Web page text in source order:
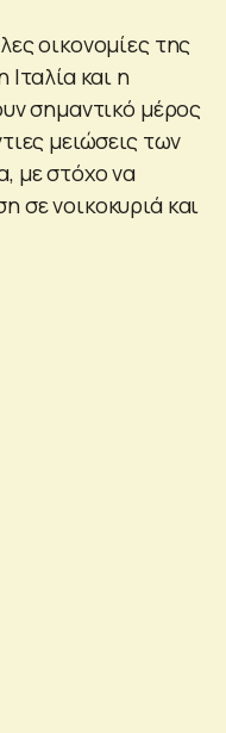
οικονομίες της
και η
σημαντικό μέρος
μειώσεις των
με στόχο να
σε νοικοκυριά και